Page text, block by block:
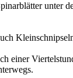
unter
einer